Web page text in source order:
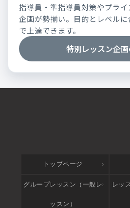
指導員・準指導員対策やプラ
企画が勢揃い。目的とレベル
で上達できます。
特別レッスン企
トップページ
グループレッスン（一般レ
ッスン）
レッ